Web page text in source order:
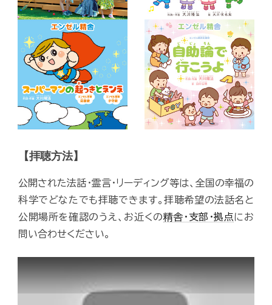
【拝聴方法】
公開された法話・霊言・リーディング等は、全国の幸福の
科学でどなたでも拝聴できます。拝聴希望の法話名と
公開場所を確認のうえ、お近くの精舎・支部・拠点にお
問い合わせください。